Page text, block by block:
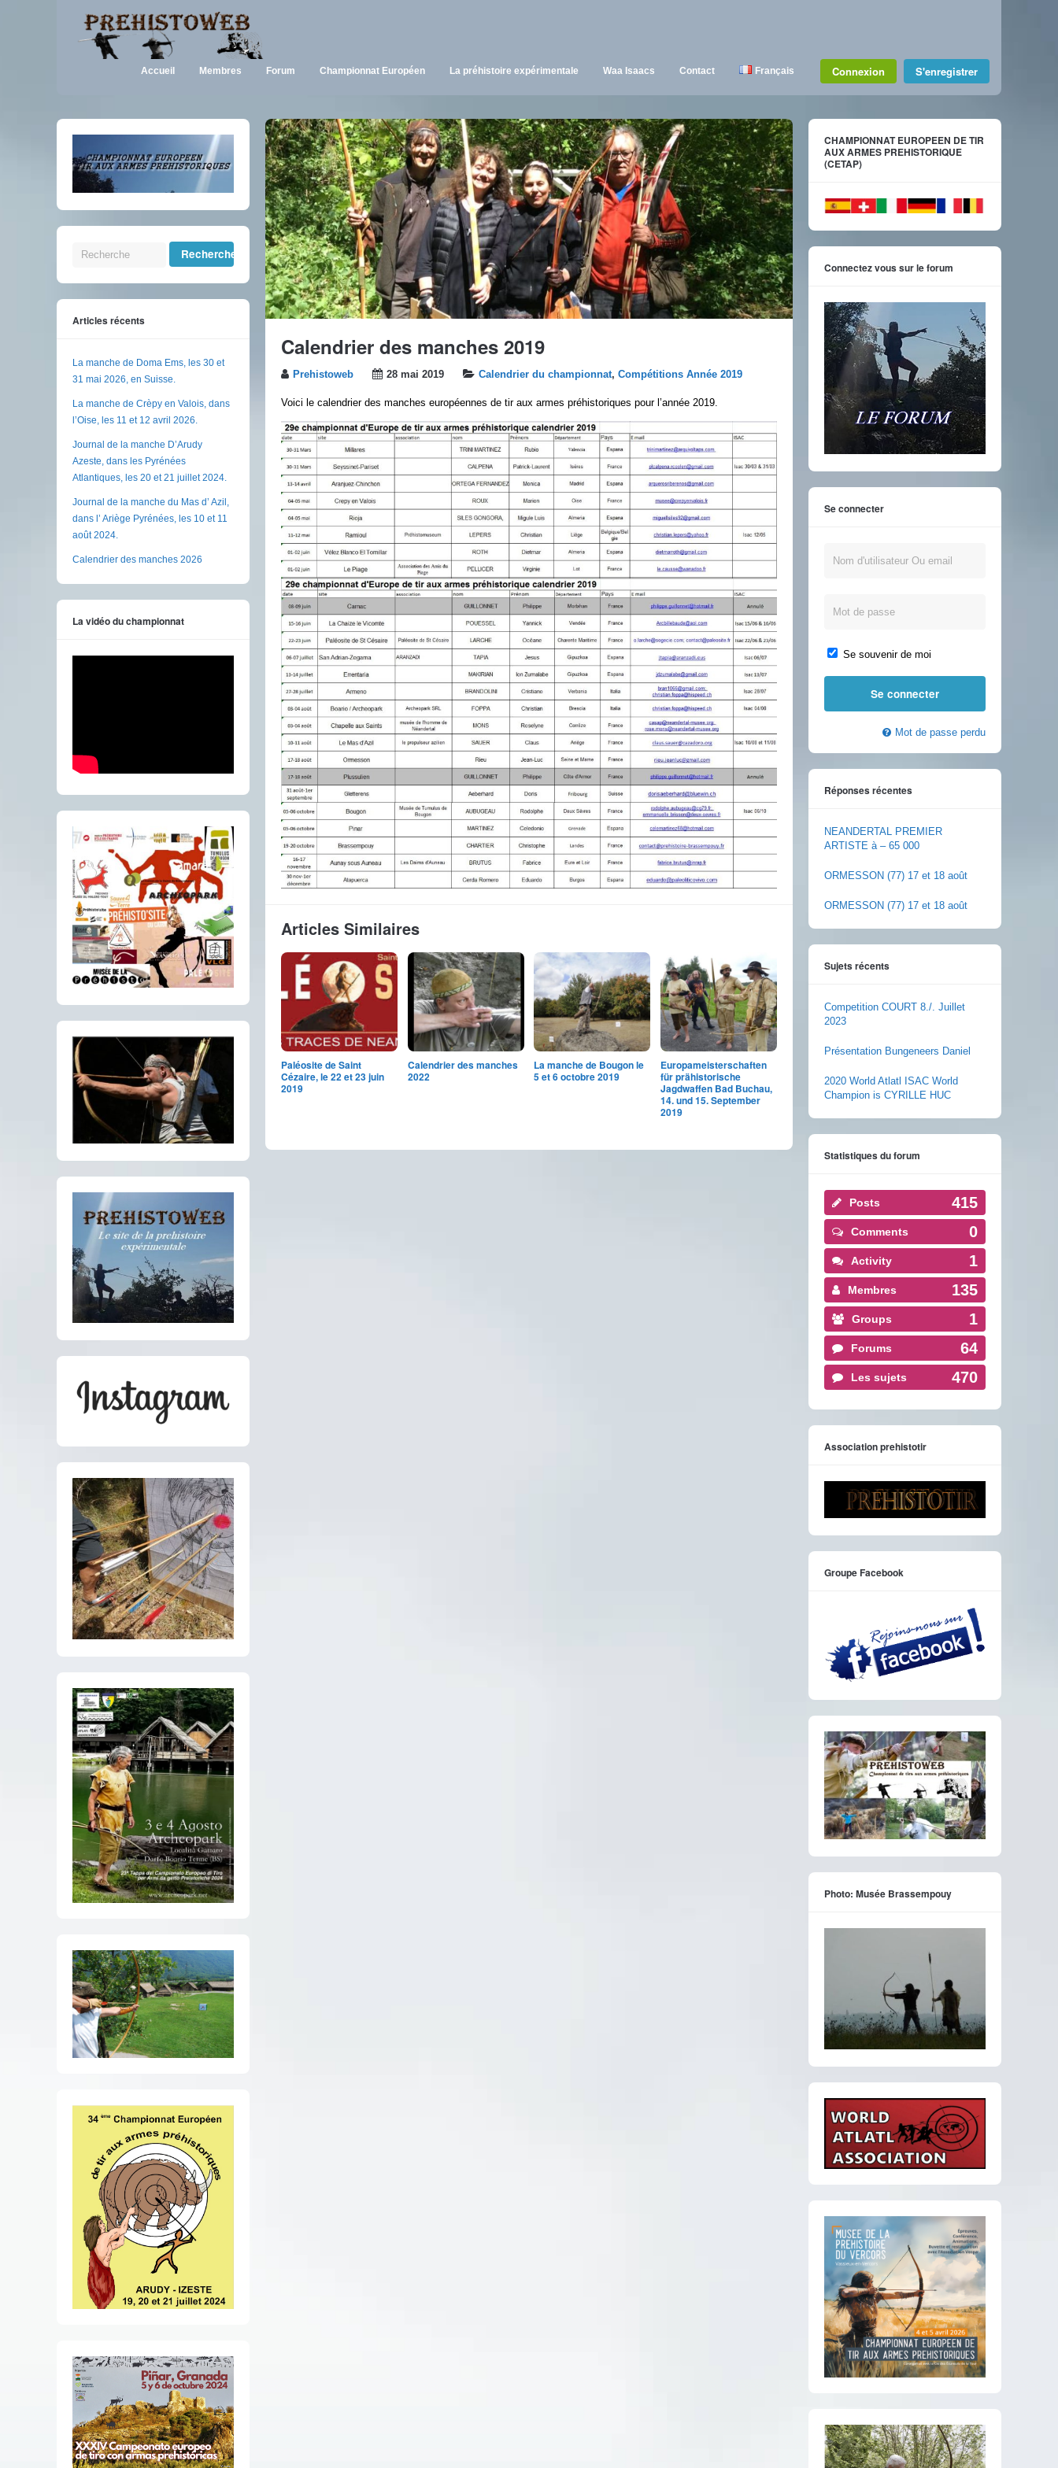
Accueil Membres Forum Championnat Européen La préhistoire expérimentale Waa Isaacs Contact Français Connexion S'enregistrer
Calendrier des manches 2019
Prehistoweb 28 mai 2019 Calendrier du championnat, Compétitions Année 2019
Voici le calendrier des manches européennes de tir aux armes préhistoriques pour l’année 2019.
Articles Similaires
Paléosite de Saint
Cézaire, le 22 et 23 juin
2019
Calendrier des manches
2022
La manche de Bougon le
5 et 6 octobre 2019
Europameisterschaften
für prähistorische
Jagdwaffen Bad Buchau,
14. und 15. September
2019
Articles récents
La manche de Doma Ems, les 30 et
31 mai 2026, en Suisse.
La manche de Crèpy en Valois, dans
l’Oise, les 11 et 12 avril 2026.
Journal de la manche D’Arudy
Azeste, dans les Pyrénées
Atlantiques, les 20 et 21 juillet 2024.
Journal de la manche du Mas d’ Azil,
dans l’ Ariège Pyrénées, les 10 et 11
août 2024.
Calendrier des manches 2026
La vidéo du championnat
CHAMPIONNAT EUROPEEN DE TIR
AUX ARMES PREHISTORIQUE
(CETAP)
Connectez vous sur le forum
Se connecter
Se souvenir de moi
Mot de passe perdu
Réponses récentes
NEANDERTAL PREMIER
ARTISTE à – 65 000
ORMESSON (77) 17 et 18 août
ORMESSON (77) 17 et 18 août
Sujets récents
Competition COURT 8./. Juillet
2023
Présentation Bungeneers Daniel
2020 World Atlatl ISAC World
Champion is CYRILLE HUC
Statistiques du forum
Posts 415
Comments 0
Activity 1
Membres 135
Groups 1
Forums 64
Les sujets 470
Association prehistotir
Groupe Facebook
Photo: Musée Brassempouy